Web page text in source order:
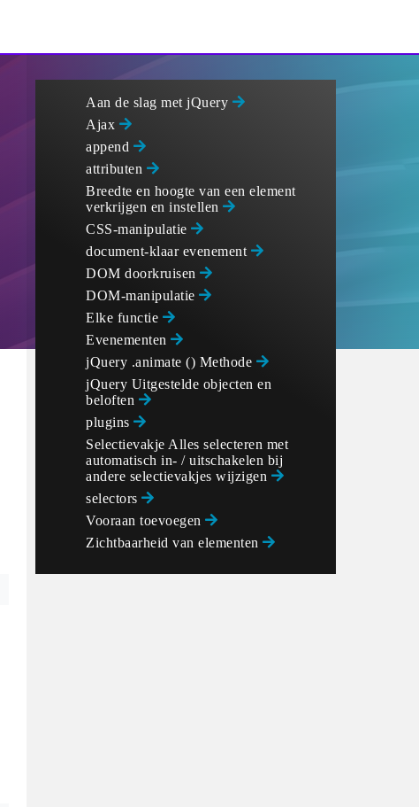
Aan de slag met jQuery
Ajax
append
attributen
Breedte en hoogte van een element
verkrijgen en instellen
CSS-manipulatie
document-klaar evenement
DOM doorkruisen
DOM-manipulatie
Elke functie
Evenementen
jQuery .animate () Methode
jQuery Uitgestelde objecten en
beloften
plugins
Selectievakje Alles selecteren met
automatisch in- / uitschakelen bij
andere selectievakjes wijzigen
selectors
Vooraan toevoegen
Zichtbaarheid van elementen